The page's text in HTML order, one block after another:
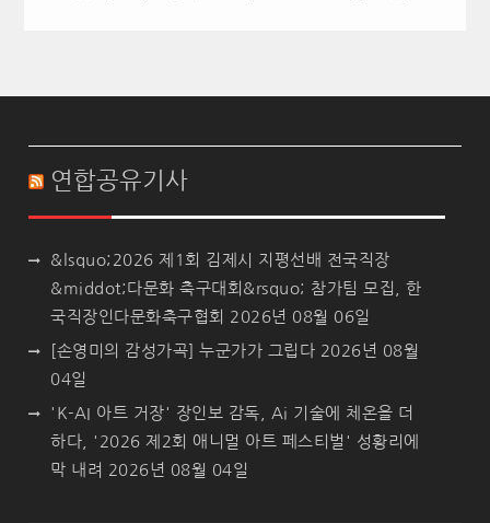
연합공유기사
&lsquo;2026 제1회 김제시 지평선배 전국직장
&middot;다문화 축구대회&rsquo; 참가팀 모집, 한
국직장인다문화축구협회 2026년 08월 06일
[손영미의 감성가곡] 누군가가 그립다 2026년 08월
04일
'K-AI 아트 거장' 장인보 감독, Ai 기술에 체온을 더
하다, '2026 제2회 애니멀 아트 페스티벌' 성황리에
막 내려 2026년 08월 04일